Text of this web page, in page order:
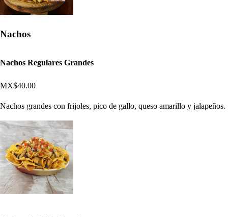
Nachos
Nachos Regulares Grandes
MX$40.00
Nachos grandes con frijoles, pico de gallo, queso amarillo y jalapeños.